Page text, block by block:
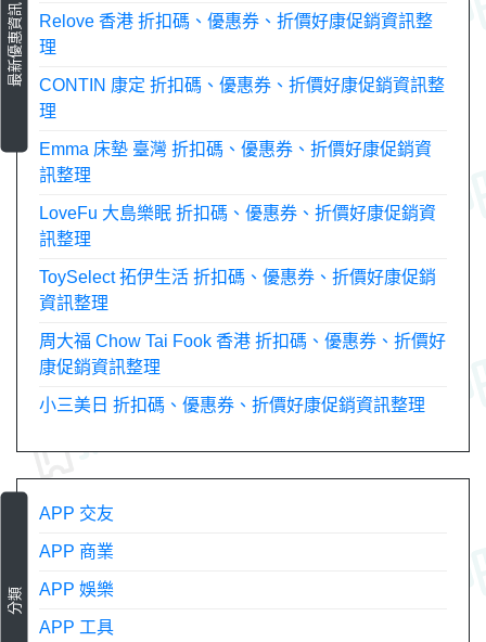
最新優惠資訊
Relove 香港 折扣碼、優惠券、折價好康促銷資訊整
理
CONTIN 康定 折扣碼、優惠券、折價好康促銷資訊整
理
Emma 床墊 臺灣 折扣碼、優惠券、折價好康促銷資
訊整理
LoveFu 大島樂眠 折扣碼、優惠券、折價好康促銷資
訊整理
ToySelect 拓伊生活 折扣碼、優惠券、折價好康促銷
資訊整理
周大福 Chow Tai Fook 香港 折扣碼、優惠券、折價好
康促銷資訊整理
小三美日 折扣碼、優惠券、折價好康促銷資訊整理
分類
APP 交友
APP 商業
APP 娛樂
APP 工具